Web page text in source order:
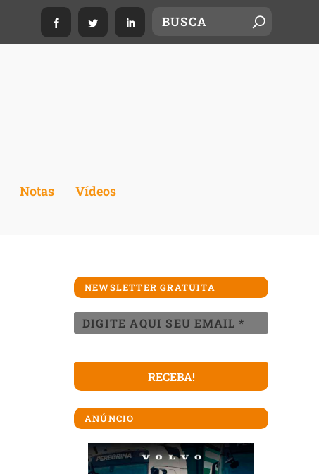
Notas Vídeos
NEWSLETTER GRATUITA
ANÚNCIO